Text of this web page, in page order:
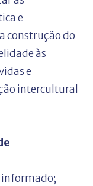
e
construção do
às
e
intercultural
informado;